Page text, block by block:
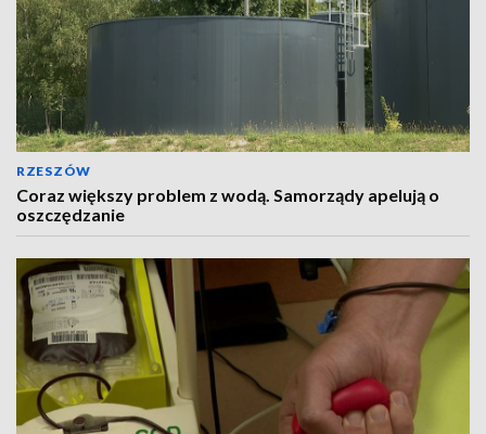
RZESZÓW
Coraz większy problem z wodą. Samorządy apelują o
oszczędzanie